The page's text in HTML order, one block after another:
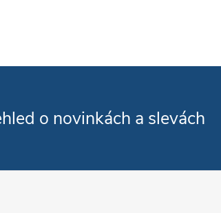
o novinkách a slevách